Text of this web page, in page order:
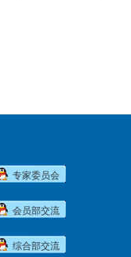
专家委员会
会员部交流
综合部交流